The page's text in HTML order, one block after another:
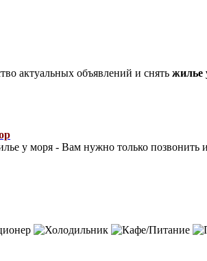
актуальных объявлений и снять жилье
у моря - Вам нужно только позвонить